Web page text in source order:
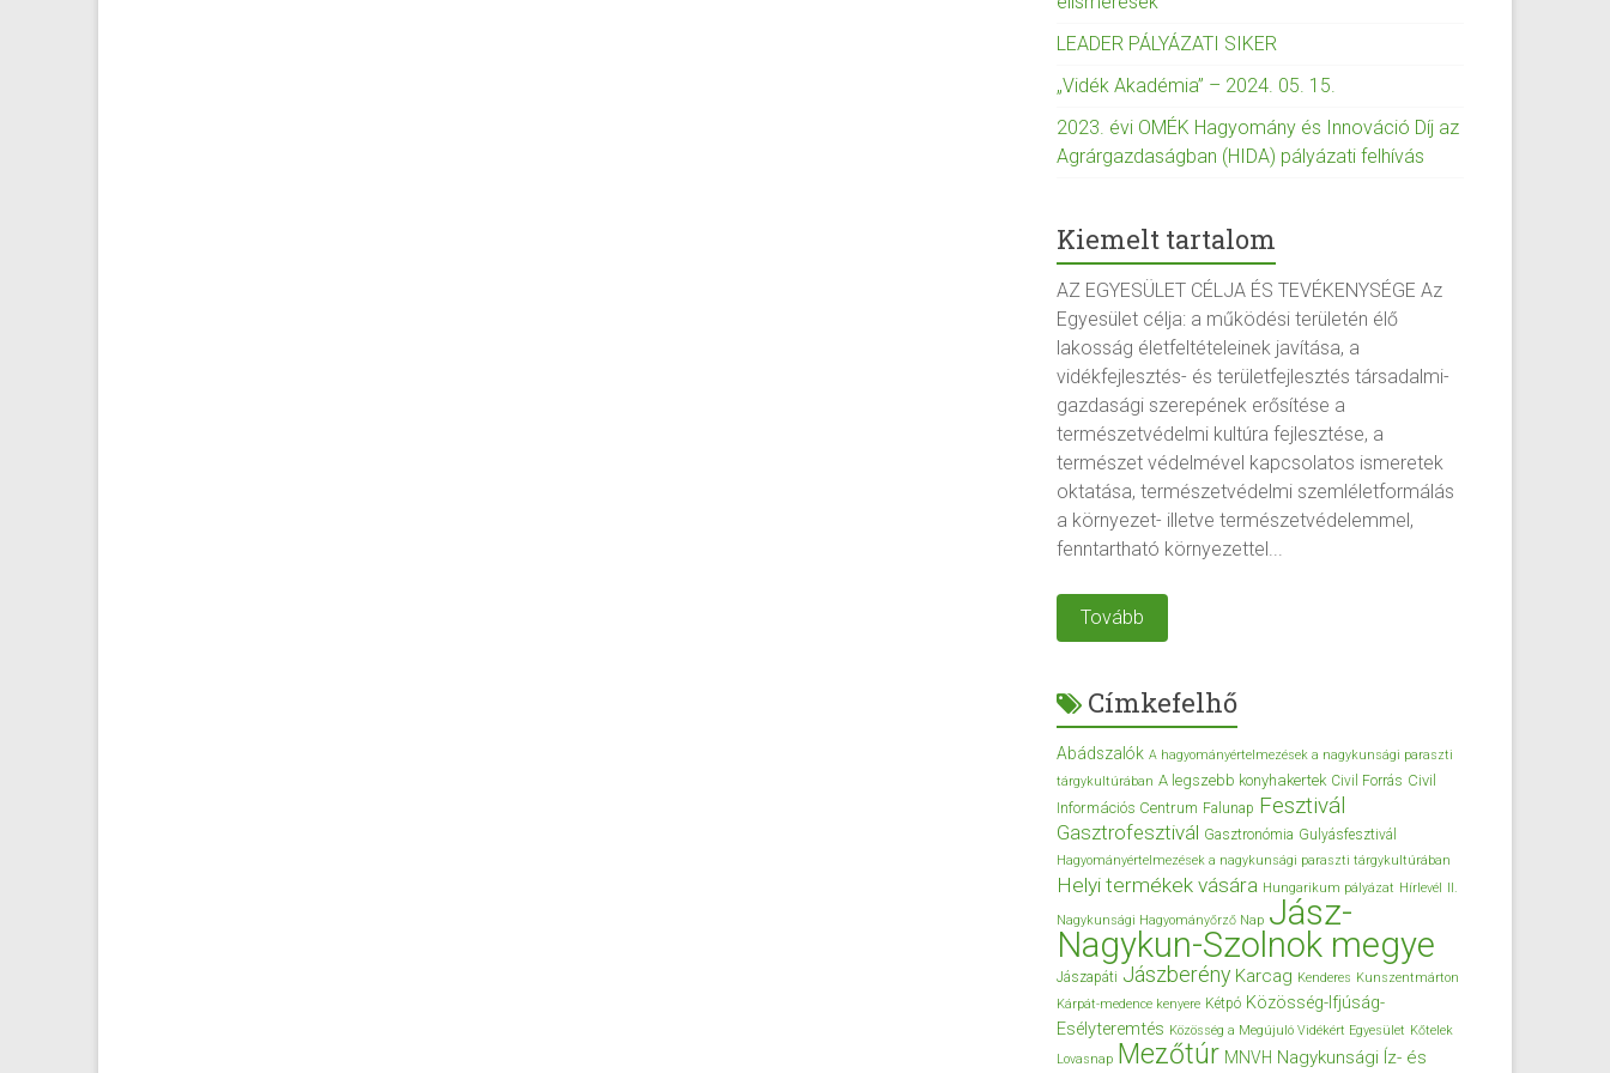
LEADER PÁLYÁZATI SIKER
„Vidék Akadémia” – 2024. 05. 15.
2023. évi OMÉK Hagyomány és Innováció Díj az
Agrárgazdaságban (HIDA) pályázati felhívás
Kiemelt tartalom
AZ EGYESÜLET CÉLJA ÉS TEVÉKENYSÉGE Az
Egyesület célja: a működési területén élő
lakosság életfeltételeinek javítása, a
vidékfejlesztés- és területfejlesztés társadalmi-
gazdasági szerepének erősítése a
természetvédelmi kultúra fejlesztése, a
természet védelmével kapcsolatos ismeretek
oktatása, természetvédelmi szemléletformálás
a környezet- illetve természetvédelemmel,
fenntartható környezettel...
Tovább
Címkefelhő
Abádszalók A hagyományértelmezések a nagykunsági paraszti
tárgykultúrában A legszebb konyhakertek Civil Forrás Civil
Információs Centrum Falunap Fesztivál
Gasztrofesztivál Gasztronómia Gulyásfesztivál
Hagyományértelmezések a nagykunsági paraszti tárgykultúrában
Helyi termékek vására Hungarikum pályázat Hírlevél II.
Nagykunsági Hagyományőrző Nap Jász-
Nagykun-Szolnok megye
Jászapáti Jászberény Karcag Kenderes Kunszentmárton
Kárpát-medence kenyere Kétpó Közösség-Ifjúság-
Esélyteremtés Közösség a Megújuló Vidékért Egyesület Kőtelek
Lovasnap Mezőtúr MNVH Nagykunsági Íz- és